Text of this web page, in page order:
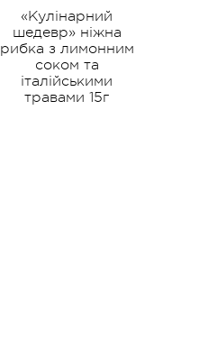
«Кулінарний
шедевр» ніжна
рибка з лимонним
соком та
італійськими
травами 15г